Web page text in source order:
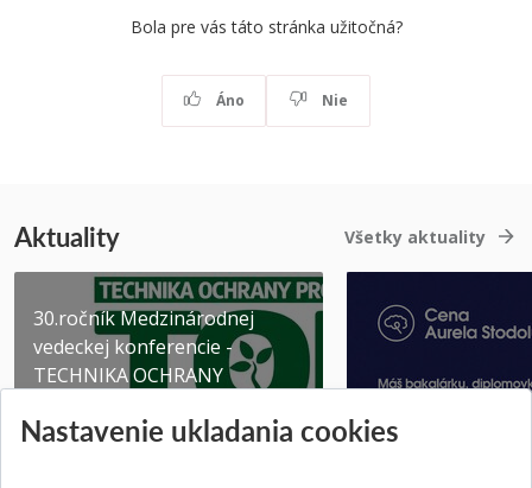
Bola pre vás táto stránka užitočná?
Áno Nie
Aktuality Všetky aktuality
30.ročník Medzinárodnej
vedeckej konferencie -
TECHNIKA OCHRANY
Pridané 03.08.2026 Pridané 07.07.2026
Nastavenie ukladania cookies